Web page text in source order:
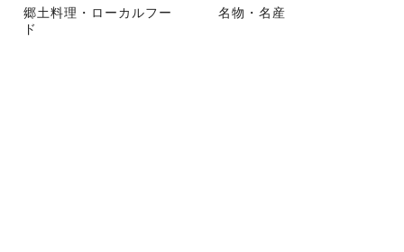
郷土料理・ローカルフー
ド
名物・名産